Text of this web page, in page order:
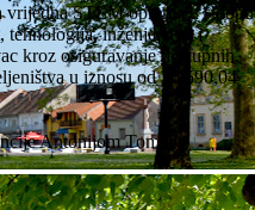
STEM oprema u sklopu
tehnologija, inženjerstvo i
kroz osiguravanje dostupnih,
u iznosu od 36.590,04
Antonijom Tomac.